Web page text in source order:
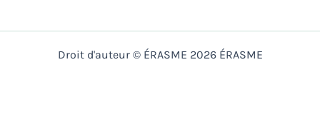
Droit d'auteur © ÉRASME 2026 ÉRASME